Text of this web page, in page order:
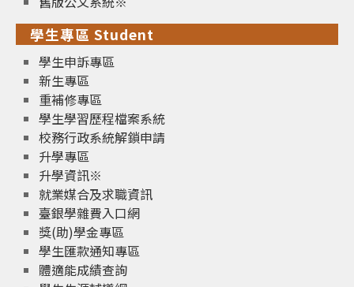
學生專區 Student
學生申訴專區
新生專區
重補修專區
學生學習歷程檔案系統
校務行政系統解鎖申請
升學專區
升學資訊※
就業媒合及求職資訊
臺銀學雜費入口網
獎(助)學金專區
學生匯款通知專區
體適能成績查詢